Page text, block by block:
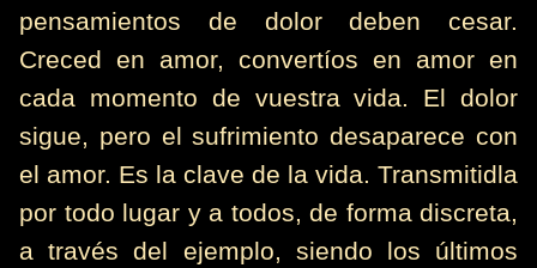
pensamientos de dolor deben cesar.
Creced en amor, convertíos en amor en
cada momento de vuestra vida. El dolor
sigue, pero el sufrimiento desaparece con
el amor. Es la clave de la vida. Transmitidla
por todo lugar y a todos, de forma discreta,
a través del ejemplo, siendo los últimos